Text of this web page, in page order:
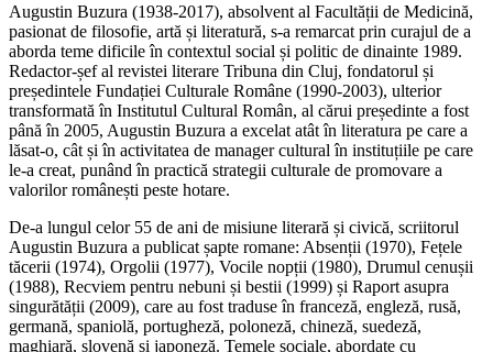
Augustin Buzura (1938-2017), absolvent al Facultății de Medicină,
pasionat de filosofie, artă și literatură, s-a remarcat prin curajul de a
aborda teme dificile în contextul social și politic de dinainte 1989.
Redactor-șef al revistei literare Tribuna din Cluj, fondatorul și
președintele Fundației Culturale Române (1990-2003), ulterior
transformată în Institutul Cultural Român, al cărui președinte a fost
până în 2005, Augustin Buzura a excelat atât în literatura pe care a
lăsat-o, cât și în activitatea de manager cultural în instituțiile pe care
le-a creat, punând în practică strategii culturale de promovare a
valorilor românești peste hotare.
De-a lungul celor 55 de ani de misiune literară și civică, scriitorul
Augustin Buzura a publicat șapte romane: Absenții (1970), Fețele
tăcerii (1974), Orgolii (1977), Vocile nopții (1980), Drumul cenușii
(1988), Recviem pentru nebuni și bestii (1999) și Raport asupra
singurătății (2009), care au fost traduse în franceză, engleză, rusă,
germană, spaniolă, portugheză, poloneză, chineză, suedeză,
maghiară, slovenă și japoneză. Temele sociale, abordate cu